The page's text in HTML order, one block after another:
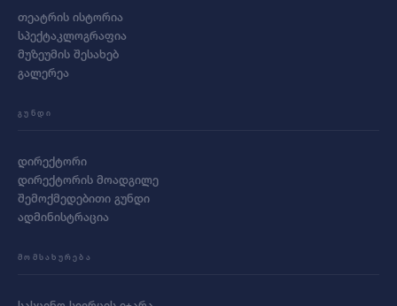
თეატრის ისტორია
სპექტაკლოგრაფია
მუზეუმის შესახებ
გალერეა
ᲒᲣᲜᲓᲘ
დირექტორი
დირექტორის მოადგილე
შემოქმედებითი გუნდი
ადმინისტრაცია
ᲛᲝᲛᲡᲐᲮᲣᲠᲔᲑᲐ